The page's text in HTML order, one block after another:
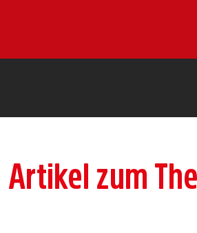
Artikel zum